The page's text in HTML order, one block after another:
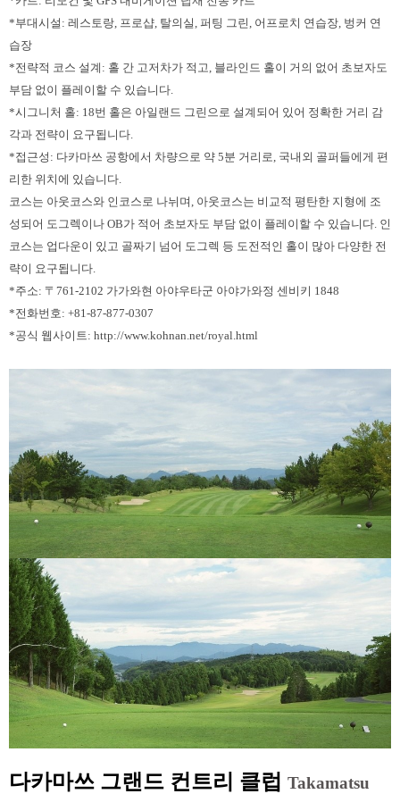
*부대시설: 레스토랑, 프로샵, 탈의실, 퍼팅 그린, 어프로치 연습장, 벙커 연
습장
*전략적 코스 설계: 홀 간 고저차가 적고, 블라인드 홀이 거의 없어 초보자도
부담 없이 플레이할 수 있습니다.
*시그니처 홀: 18번 홀은 아일랜드 그린으로 설계되어 있어 정확한 거리 감
각과 전략이 요구됩니다.
*접근성: 다카마쓰 공항에서 차량으로 약 5분 거리로, 국내외 골퍼들에게 편
리한 위치에 있습니다.
코스는 아웃코스와 인코스로 나뉘며, 아웃코스는 비교적 평탄한 지형에 조
성되어 도그렉이나 OB가 적어 초보자도 부담 없이 플레이할 수 있습니다. 인
코스는 업다운이 있고 골짜기 넘어 도그렉 등 도전적인 홀이 많아 다양한 전
략이 요구됩니다.
*주소: 〒761-2102 가가와현 아야우타군 아야가와정 센비키 1848
*전화번호: +81-87-877-0307
*공식 웹사이트: http://www.kohnan.net/royal.html
다카마쓰 그랜드 컨트리 클럽 Takamatsu